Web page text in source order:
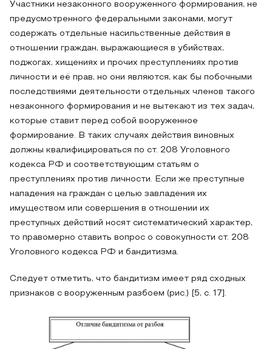
Участники незаконного вооруженного формирования, не
предусмотренного федеральными законами, могут
содержать отдельные насильственные действия в
отношении граждан, выражающиеся в убийствах,
поджогах, хищениях и прочих преступлениях против
личности и её прав, но они являются, как бы побочными
последствиями деятельности отдельных членов такого
незаконного формирования и не вытекают из тех задач,
которые ставит перед собой вооруженное
формирование. В таких случаях действия виновных
должны квалифицироваться по ст. 208 Уголовного
кодекса РФ и соответствующим статьям о
преступлениях против личности. Если же преступные
нападения на граждан с целью завладения их
имуществом или совершения в отношении их
преступных действий носят систематический характер,
то правомерно ставить вопрос о совокупности ст. 208
Уголовного кодекса РФ и бандитизма.
Следует отметить, что бандитизм имеет ряд сходных
признаков с вооруженным разбоем (рис.) [5, с. 17].